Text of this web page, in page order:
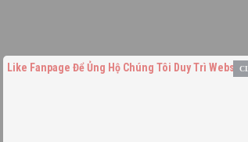
Like Fanpage Để Ủng Hộ Chúng Tôi Duy Trì Website